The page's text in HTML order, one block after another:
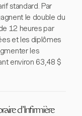
standard. Par
le double du
12 heures par
et les diplômes
les
environ 63,48 $
d'Infirmière